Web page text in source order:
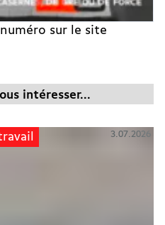
sur le site
intéresser...
3.07.2026